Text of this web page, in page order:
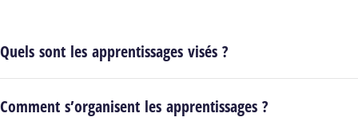
Quels sont les apprentissages visés ?
Comment s’organisent les apprentissages ?